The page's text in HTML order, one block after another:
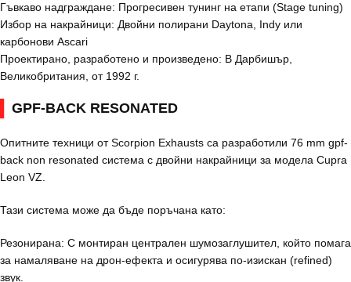
Гъвкаво надграждане: Прогресивен тунинг на етапи (Stage tuning)
Избор на накрайници: Двойни полирани Daytona, Indy или
карбонови Ascari
Проектирано, разработено и произведено: В Дарбишър,
Великобритания, от 1992 г.
GPF-BACK RESONATED
Опитните техници от Scorpion Exhausts са разработили 76 mm gpf-
back non resonated система с двойни накрайници за модела Cupra
Leon VZ.
Тази система може да бъде поръчана като:
Резонирана: С монтиран централен шумозаглушител, който помага
за намаляване на дрон-ефекта и осигурява по-изискан (refined)
звук.